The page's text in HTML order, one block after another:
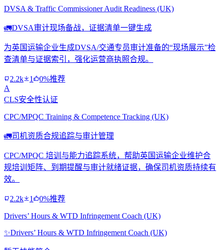
DVSA & Traffic Commissioner Audit Readiness (UK)
🚛DVSA审计现场备战，证据清单一键生成
为英国运输企业生成DVSA/交通专员审计准备的“现场展示”检
查清单与证据索引，强化运营商执照合规。
2.2k 1
0%推荐
A
CLS安全性认证
CPC/MPQC Training & Competence Tracking (UK)
🚛司机资质合规追踪与审计管理
CPC/MPQC 培训与能力追踪系统，帮助英国运输企业维护合
规培训矩阵、到期提醒与审计就绪证据，确保司机资质持续有
效。
2.2k 1 0%推荐
Drivers’ Hours & WTD Infringement Coach (UK)
✨Drivers’ Hours & WTD Infringement Coach (UK)